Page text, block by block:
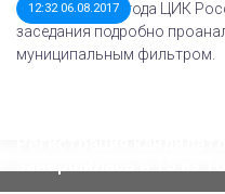
12:32 06.08.2017
2 августа 2017 года ЦИК
заседания подробно
муниципальным фильтром.